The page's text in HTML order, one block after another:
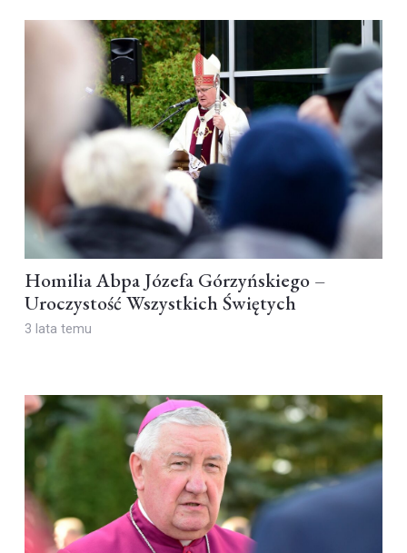
Homilia Abpa Józefa Górzyńskiego –
Uroczystość Wszystkich Świętych
3 lata temu